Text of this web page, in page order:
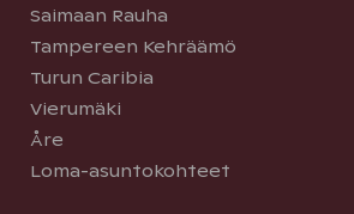
Saimaan Rauha
Tampereen Kehräämö
Turun Caribia
Vierumäki
Åre
Loma-asuntokohteet